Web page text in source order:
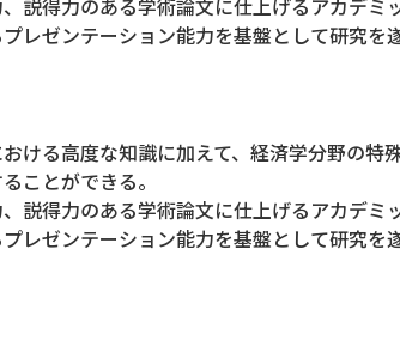
説得力のある学術論文に仕上げるアカデミ
レゼンテーション能力を基盤として研究を
ける高度な知識に加えて、経済学分野の特
ことができる。
説得力のある学術論文に仕上げるアカデミ
レゼンテーション能力を基盤として研究を